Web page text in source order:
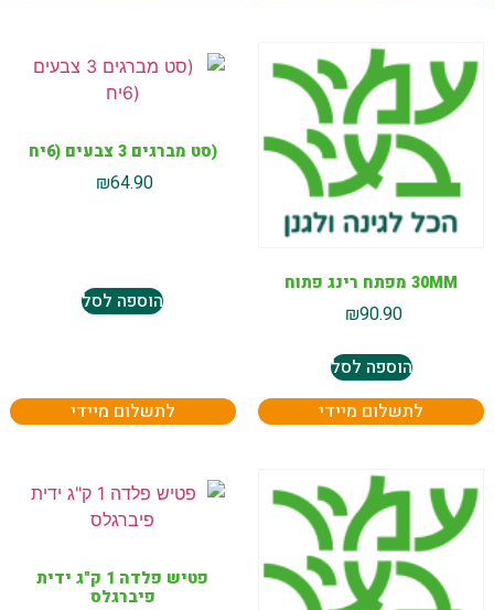
30MM מפתח רינג פתוח
₪90.90
הוספה לסל
לתשלום מיידי
(סט מברגים 3 צבעים (6יח
₪64.90
הוספה לסל
לתשלום מיידי
פטיש פלדה 1 ק"ג ידית
פיברגלס